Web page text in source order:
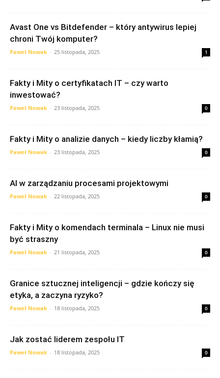
Avast One vs Bitdefender – który antywirus lepiej
chroni Twój komputer?
Paweł Nowak - 25 listopada, 2025 1
Fakty i Mity o certyfikatach IT – czy warto
inwestować?
Paweł Nowak - 23 listopada, 2025 0
Fakty i Mity o analizie danych – kiedy liczby kłamią?
Paweł Nowak - 23 listopada, 2025 0
AI w zarządzaniu procesami projektowymi
Paweł Nowak - 22 listopada, 2025 0
Fakty i Mity o komendach terminala – Linux nie musi
być straszny
Paweł Nowak - 21 listopada, 2025 0
Granice sztucznej inteligencji – gdzie kończy się
etyka, a zaczyna ryzyko?
Paweł Nowak - 18 listopada, 2025 0
Jak zostać liderem zespołu IT
Paweł Nowak - 18 listopada, 2025 0